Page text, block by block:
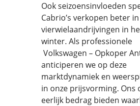
Ook seizoensinvloeden
Cabrio’s verkopen beter
vierwielaandrijvingen in
winter. Als professionele
Volkswagen – Opkoper
anticiperen we op deze
marktdynamiek en
in onze prijsvorming. Ons
eerlijk bedrag bieden